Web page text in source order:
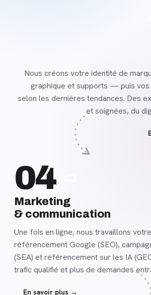
Nous créons votre identité de
graphique et supports — puis vos
selon les dernières tendances. Des
et soignées, du
Une fois en ligne, nous travaillons
référencement Google (SEO),
(SEA) et référencement sur les IA
trafic qualifié et plus de demandes
En savoir plus →
Marketing
& communication
04